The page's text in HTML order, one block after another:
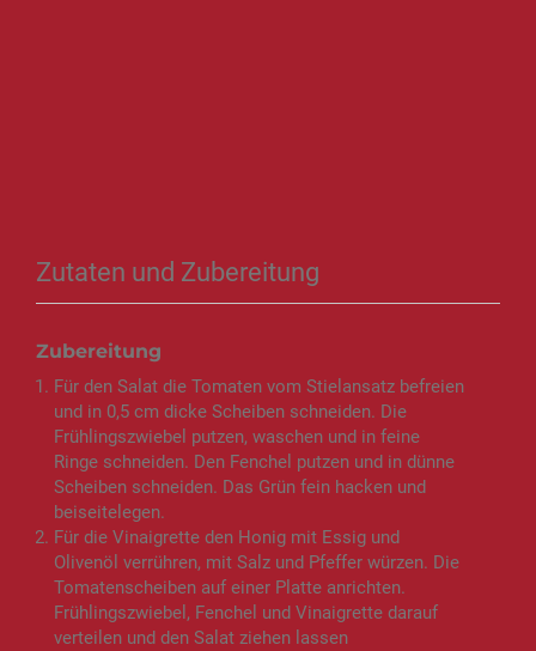
Zutaten und Zubereitung
Zubereitung
Für den Salat die Tomaten vom Stielansatz befreien
und in 0,5 cm dicke Scheiben schneiden. Die
Frühlingszwiebel putzen, waschen und in feine
Ringe schneiden. Den Fenchel putzen und in dünne
Scheiben schneiden. Das Grün fein hacken und
beiseitelegen.
Für die Vinaigrette den Honig mit Essig und
Olivenöl verrühren, mit Salz und Pfeffer würzen. Die
Tomatenscheiben auf einer Platte anrichten.
Frühlingszwiebel, Fenchel und Vinaigrette darauf
verteilen und den Salat ziehen lassen